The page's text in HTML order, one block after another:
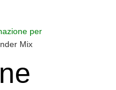
per
Mix